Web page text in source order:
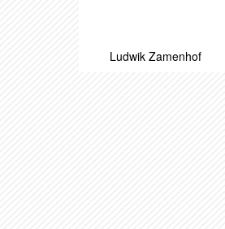
Ludwik Zamenhof